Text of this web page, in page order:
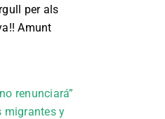
per als
Amunt
renunciará”
migrantes y